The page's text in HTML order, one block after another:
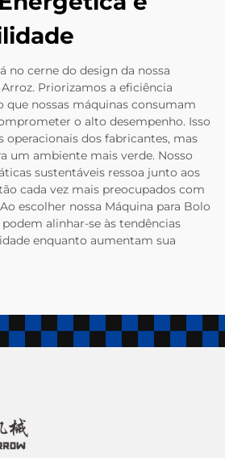
no cerne do design da nossa
Priorizamos a eficiência
que nossas máquinas consumam
o alto desempenho. Isso
operacionais dos fabricantes, mas
um ambiente mais verde. Nosso
sustentáveis ressoa junto aos
cada vez mais preocupados com
escolher nossa Máquina para Bolo
alinhar-se às tendências
enquanto aumentam sua